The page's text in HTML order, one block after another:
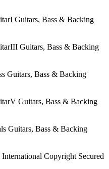
Copyright Secured